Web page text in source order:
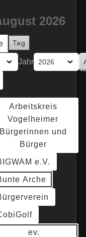
2026
Tag
Jahr
Arbeitskreis
Vogelheimer
Bürgerinnen und
Bürger
e.V.
Arche
ev.